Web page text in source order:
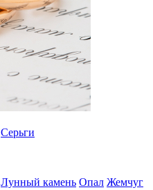
Серьги
Лунный камень Опал Жемчуг